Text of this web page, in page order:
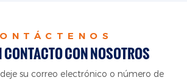
CONTACTO CON NOSOTROS
su correo electrónico o número de